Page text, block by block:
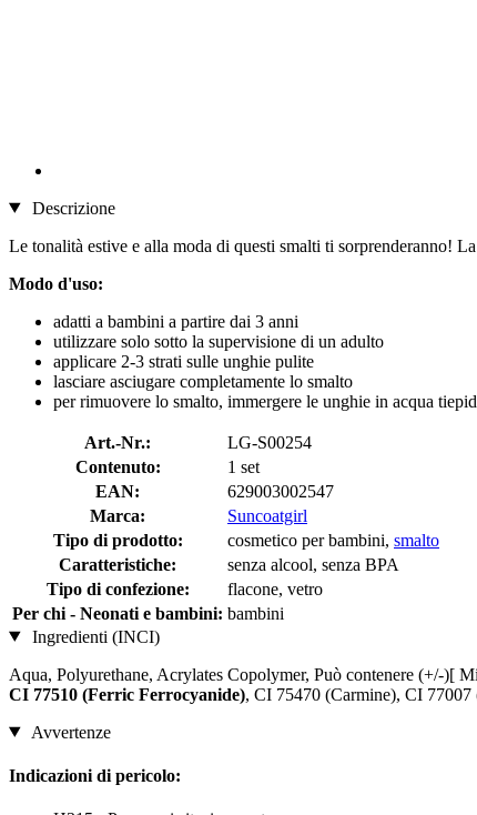
Descrizione
Le tonalità estive e alla moda di questi smalti ti sorprenderanno!
Modo d'uso:
adatti a bambini a partire dai 3 anni
utilizzare solo sotto la supervisione di un adulto
applicare 2-3 strati sulle unghie pulite
lasciare asciugare completamente lo smalto
per rimuovere lo smalto, immergere le unghie in acqua
Art.-Nr.:
LG-S00254
Contenuto:
1 set
EAN:
629003002547
Marca:
Suncoatgirl
Tipo di prodotto:
cosmetico per bambini, smalto
Caratteristiche:
senza alcool, senza BPA
Tipo di confezione:
flacone, vetro
Per chi - Neonati e bambini: bambini
Ingredienti (INCI)
Aqua, Polyurethane, Acrylates Copolymer, Può contenere (+/-
CI 77510 (Ferric Ferrocyanide), CI 75470 (Carmine), CI 77007
Avvertenze
Indicazioni di pericolo: